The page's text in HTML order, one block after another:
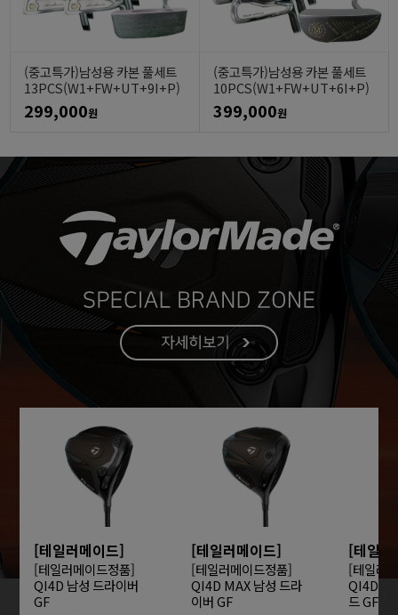
(중고특가)남성용 카본 풀세트
13PCS(W1+FW+UT+9I+P)
299,000원
(중고특가)남성용 카본 풀세트
10PCS(W1+FW+UT+6I+P)
399,000원
[테일러메이드]
[테일러메이드정품]
QI4D 남성 드라이버
GF
[테일러메이드]
[테일러메이드정품]
QI4D MAX 남성 드라
이버 GF
[테일
[테일러
QI4D
드 GF